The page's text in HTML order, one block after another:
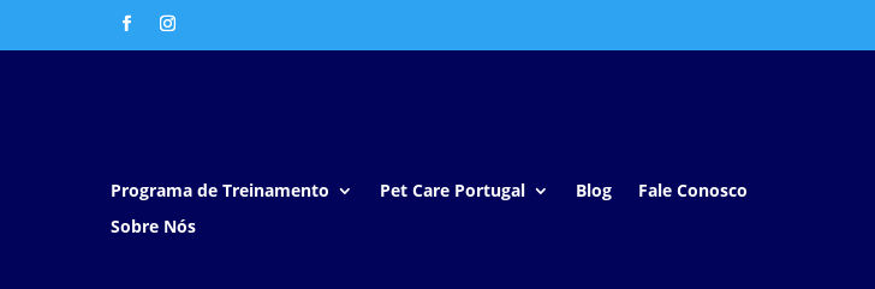
Programa de Treinamento Pet Care Portugal Blog
Fale Conosco
Sobre Nós